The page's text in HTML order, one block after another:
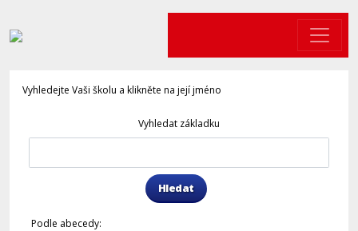
Vyhledejte Vaši školu a klikněte na její jméno
Vyhledat základku
Hledat
Podle abecedy: